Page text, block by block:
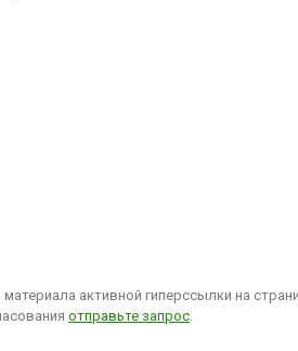
активной гиперссылки на
отправьте запрос.